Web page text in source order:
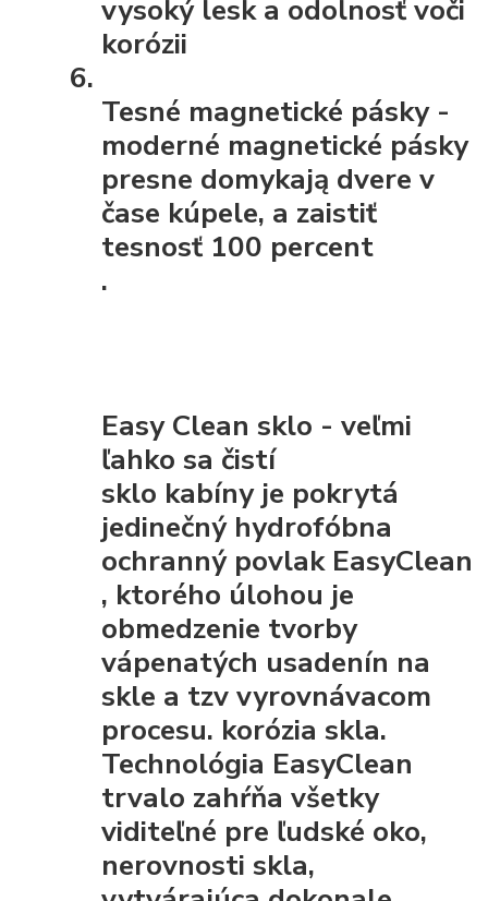
vysoký lesk a odolnosť voči
korózii
Tesné magnetické pásky -
moderné magnetické pásky
presne domykają dvere v
čase kúpele, a zaistiť
tesnosť 100 percent
.
Easy Clean sklo - veľmi
ľahko sa čistí
sklo kabíny je pokrytá
jedinečný hydrofóbna
ochranný povlak EasyClean
, ktorého úlohou je
obmedzenie tvorby
vápenatých usadenín na
skle a tzv vyrovnávacom
procesu. korózia skla.
Technológia EasyClean
trvalo zahŕňa všetky
viditeľné pre ľudské oko,
nerovnosti skla,